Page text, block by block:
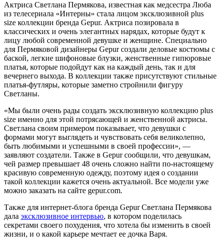
Актриса Светлана Пермякова, известная как медсестра Люба
из телесериала «Интерны» стала лицом эксклюзивной plus
size коллекции бренда Gepur. Актриса позировала в
классических и очень элегантных нарядах, которые будут к
лицу любой современной девушке и женщине. Специально
для Пермяковой дизайнеры Gepur создали деловые костюмы с
баской, легкие шифоновые блузки, женственные гипюровые
платья, которые подойдут как на каждый день, так и для
вечернего выхода. В коллекции также присутствуют стильные
платья-футляры, которые заметно стройнили фигуру
Светланы.
«Мы были очень рады создать эксклюзивную коллекцию plus
size именно для этой потрясающей и женственной актрисы.
Светлана своим примером показывает, что девушки с
формами могут выглядеть и чувствовать себя великолепно,
быть любимыми и успешными в своей профессии», —
заявляют создатели. Также в Gepur сообщили, что девушкам,
чей размер превышает 48 очень сложно найти по-настоящему
красивую современную одежду, поэтому идея о создании
такой коллекции кажется очень актуальной. Все модели уже
можно заказать на сайте gepur.com.
Также для интернет-блога бренда Gepur Светлана Пермякова
дала эксклюзивное интервью, в котором поделилась
секретами своего похудения, что хотела бы изменить в своей
жизни, и о какой карьере мечтает ее дочка Варя.